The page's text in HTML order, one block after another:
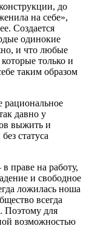
до
на себе»,
Создается
одинокие
и что любые
только и
таким образом
рациональное
давно у
выжить и
статуса
праве на работу,
и свободное
ложилась ноша
всегда
Поэтому для
возможностью